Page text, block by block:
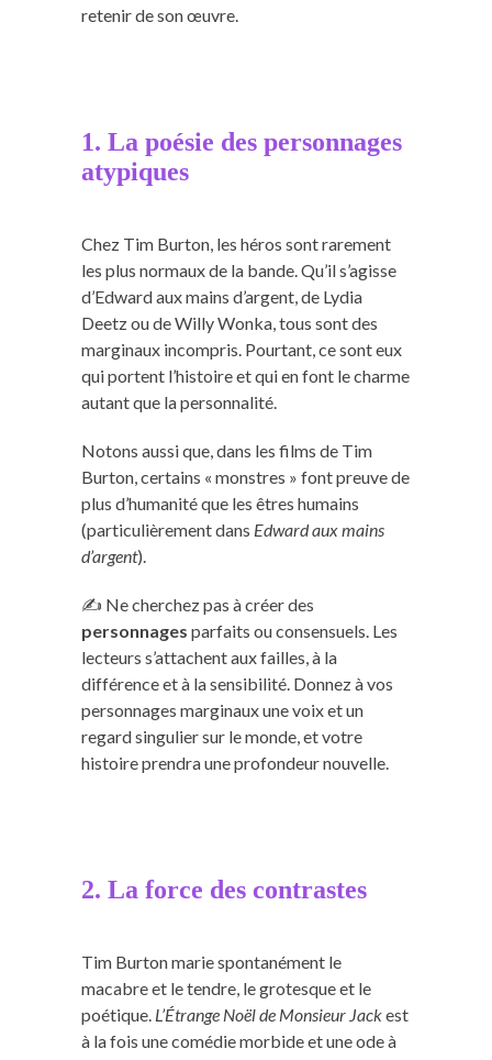
retenir de son œuvre.
1. La poésie des personnages
atypiques
Chez Tim Burton, les héros sont rarement
les plus normaux de la bande. Qu’il s’agisse
d’Edward aux mains d’argent, de Lydia
Deetz ou de Willy Wonka, tous sont des
marginaux incompris. Pourtant, ce sont eux
qui portent l’histoire et qui en font le charme
autant que la personnalité.
Notons aussi que, dans les films de Tim
Burton, certains « monstres » font preuve de
plus d’humanité que les êtres humains
(particulièrement dans Edward aux mains
d’argent).
✍️ Ne cherchez pas à créer des
personnages parfaits ou consensuels. Les
lecteurs s’attachent aux failles, à la
différence et à la sensibilité. Donnez à vos
personnages marginaux une voix et un
regard singulier sur le monde, et votre
histoire prendra une profondeur nouvelle.
2. La force des contrastes
Tim Burton marie spontanément le
macabre et le tendre, le grotesque et le
poétique. L’Étrange Noël de Monsieur Jackest
à la fois une comédie morbide et une ode à